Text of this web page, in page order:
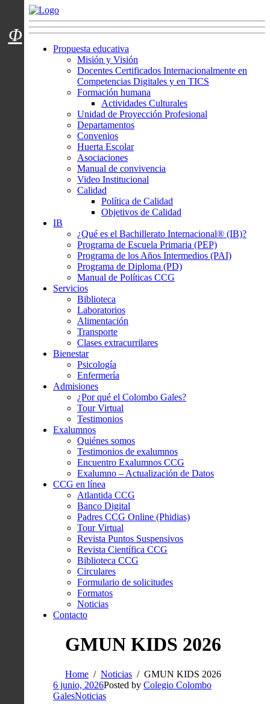
Menú usuarios
Propuesta educativa
Misión y Visión
Docentes Certificados Internacionalmente en
Competencias Digitales y en TICS
Formación humana
Actividades Culturales
Unidad de Proyección Profesional
Departamentos
Convenios
Huerta Escolar
Asociaciones
Manual de convivencia
Video Institucional
Calidad
Política de Calidad
Objetivos de Calidad
IB
¿Qué es el Bachillerato Internacional® (IB)?
Programa de Escuela Primaria (PEP)
Programa de los Años Intermedios (PAI)
Programa de Diploma (PD)
Manual de Políticas CCG
Servicios
Biblioteca
Laboratorios
Alimentación
Transporte
Clases extracurrilares
Bienestar
Psicología
Enfermería
Admisiones
¿Por qué el Colombo Gales?
Tour Virtual
Testimonios
Exalumnos
Quiénes somos
Testimonios de exalumnos
Encuentro Exalumnos CCG
Exalumno – Actualización de Datos
CCG en línea
Atlantida CCG
Banco Digital
Padres CCG Online (Phidias)
Tour Virtual
Revista Puntos Suspensivos
Revista Científica CCG
Biblioteca CCG
Circulares
Formulario de solicitudes
Formatos
Noticias
Contacto
GMUN KIDS 2026
Home Noticias
GMUN KIDS 2026
6 junio, 2026Posted by Colegio Colombo
GalesNoticias
Φ